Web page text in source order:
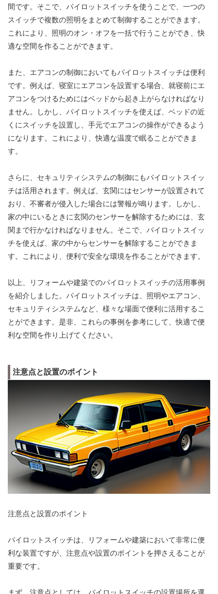
間です。そこで、パイロットスイッチを使うことで、一つの
スイッチで複数の照明をまとめて制御することができます。
これにより、照明のオン・オフを一括で行うことができ、快
適な空間を作ることができます。
また、エアコンの制御においてもパイロットスイッチは便利
です。例えば、寝室にエアコンを設置する場合、就寝前にエ
アコンをつけるためにはベッドから起き上がらなければなり
ません。しかし、パイロットスイッチを使えば、ベッドの近
くにスイッチを設置し、手元でエアコンの操作ができるよう
になります。これにより、快適な温度で眠ることができま
す。
さらに、セキュリティシステムの制御にもパイロットスイッ
チは活用されます。例えば、玄関にはセンサーが設置されて
おり、不審者が侵入した場合には警報が鳴ります。しかし、
家の中にいるときに玄関のセンサーを解除するためには、玄
関まで行かなければなりません。そこで、パイロットスイッ
チを使えば、家の中からセンサーを解除することができま
す。これにより、便利で安全な環境を作ることができます。
以上、リフォームや建築でのパイロットスイッチの活用事例
を紹介しました。パイロットスイッチは、照明やエアコン、
セキュリティシステムなど、様々な場面で便利に活用するこ
とができます。是非、これらの事例を参考にして、快適で便
利な空間を作り上げてください。
注意点と設置のポイント
注意点と設置のポイント
パイロットスイッチは、リフォームや建築において非常に便
利な装置ですが、注意点や設置のポイントを押さえることが
重要です。